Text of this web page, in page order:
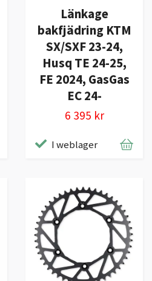
Länkage
bakfjädring KTM
SX/SXF 23-24,
Husq TE 24-25,
FE 2024, GasGas
EC 24-
6 395 kr
I weblager